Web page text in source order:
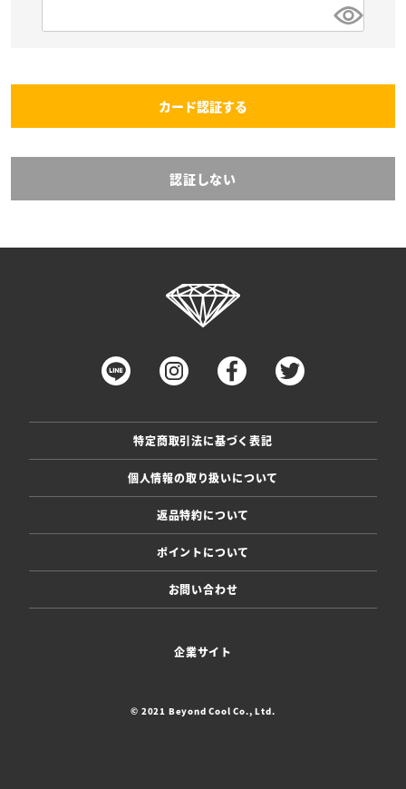
須
)
カード認証する
認証しない
特定商取引法に基づく表記
個人情報の取り扱いについて
返品特約について
ポイントについて
お問い合わせ
企業サイト
© 2021 Beyond Cool Co., Ltd.